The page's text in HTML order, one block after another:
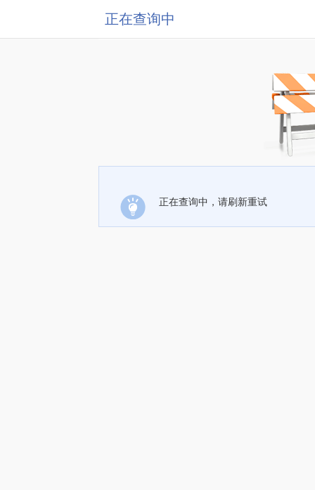
正在查询中
正在查询中，请刷新重试